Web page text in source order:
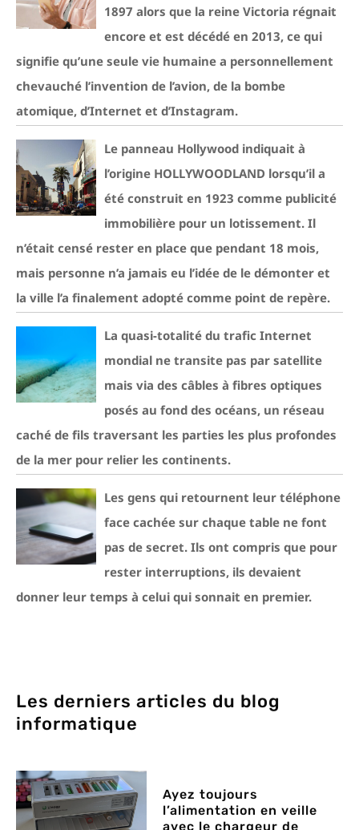
1897 alors que la reine Victoria régnait
encore et est décédé en 2013, ce qui
signifie qu’une seule vie humaine a personnellement
chevauché l’invention de l’avion, de la bombe
atomique, d’Internet et d’Instagram.
Le panneau Hollywood indiquait à
l’origine HOLLYWOODLAND lorsqu’il a
été construit en 1923 comme publicité
immobilière pour un lotissement. Il
n’était censé rester en place que pendant 18 mois,
mais personne n’a jamais eu l’idée de le démonter et
la ville l’a finalement adopté comme point de repère.
La quasi-totalité du trafic Internet
mondial ne transite pas par satellite
mais via des câbles à fibres optiques
posés au fond des océans, un réseau
caché de fils traversant les parties les plus profondes
de la mer pour relier les continents.
Les gens qui retournent leur téléphone
face cachée sur chaque table ne font
pas de secret. Ils ont compris que pour
rester interruptions, ils devaient
donner leur temps à celui qui sonnait en premier.
Les derniers articles du blog
informatique
Ayez toujours
l’alimentation en veille
avec le chargeur de